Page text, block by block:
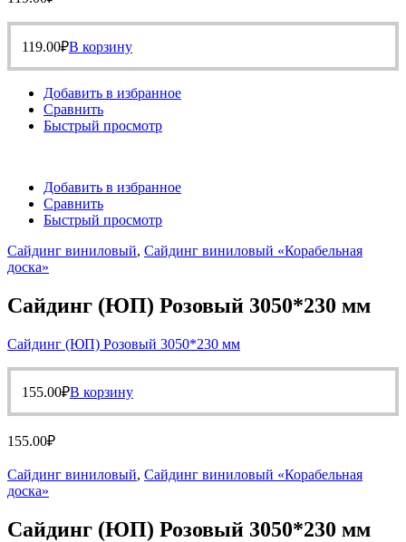
119.00₽В корзину
Добавить в избранное
Сравнить
Быстрый просмотр
Добавить в избранное
Сравнить
Быстрый просмотр
Сайдинг виниловый, Сайдинг виниловый «Корабельная
доска»
Сайдинг (ЮП) Розовый 3050*230 мм
Сайдинг (ЮП) Розовый 3050*230 мм
155.00₽В корзину
155.00₽
Сайдинг виниловый, Сайдинг виниловый «Корабельная
доска»
Сайдинг (ЮП) Розовый 3050*230 мм